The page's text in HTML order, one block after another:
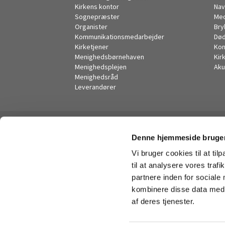
Denne hjemmeside
Vi bruger cookies til at
til at analysere vores
partnere inden for sociale
kombinere disse data
af deres tjenester.
Kirkens kontor
Sognepræster
Organister
Kommunikationsmedarbejder
Kirketjener
Menighedsbørnehaven
Menighedsplejen
Menighedsråd
Leverandører